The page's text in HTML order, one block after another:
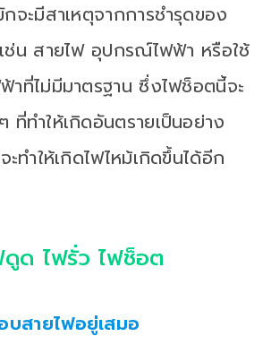
จะมีสาเหตุจากการชำรุดของ
น สายไฟ อุปกรณ์ไฟฟ้า หรือใช้
ที่ไม่มีมาตรฐาน ซึ่งไฟช็อตนี้จะ
ที่ทำให้เกิดอันตรายเป็นอย่าง
ะทำให้เกิดไฟไหม้เกิดขึ้นได้อีก
ด ไฟรั่ว ไฟช็อต
สายไฟอยู่เสมอ